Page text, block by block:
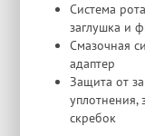
Система
заглушка и
Смазочная
адаптер
Защита от
уплотнения,
скребок